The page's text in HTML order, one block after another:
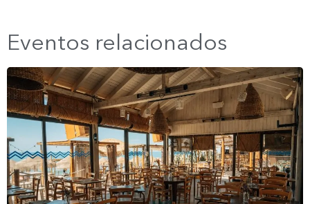
Eventos relacionados